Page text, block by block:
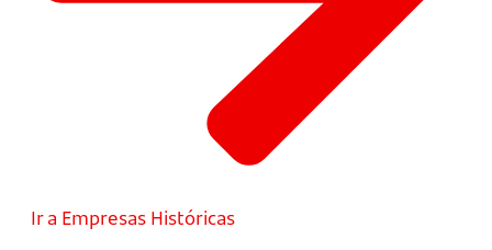
Ir a Empresas Históricas